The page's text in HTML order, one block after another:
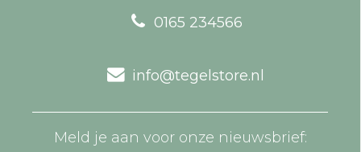
0165 234566
info@tegelstore.nl
Meld je aan voor onze nieuwsbrief: